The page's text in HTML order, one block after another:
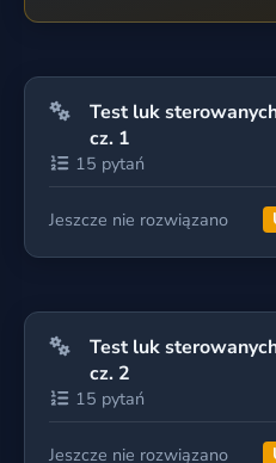
Test luk
cz. 1
15 pytań
Jeszcze nie rozwiązano
Test luk
cz. 2
15 pytań
Jeszcze nie rozwiązano